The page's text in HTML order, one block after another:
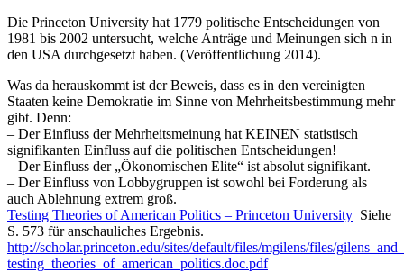
Die Princeton University hat 1779 politische Entscheidungen von
1981 bis 2002 untersucht, welche Anträge und Meinungen sich n in
den USA durchgesetzt haben. (Veröffentlichung 2014).
Was da herauskommt ist der Beweis, dass es in den vereinigten
Staaten keine Demokratie im Sinne von Mehrheitsbestimmung mehr
gibt. Denn:
– Der Einfluss der Mehrheitsmeinung hat KEINEN statistisch
signifikanten Einfluss auf die politischen Entscheidungen!
– Der Einfluss der „Ökonomischen Elite“ ist absolut signifikant.
– Der Einfluss von Lobbygruppen ist sowohl bei Forderung als
auch Ablehnung extrem groß.
Testing Theories of American Politics – Princeton University Siehe
S. 573 für anschauliches Ergebnis.
http://scholar.princeton.edu/sites/default/files/mgilens/files/
testing_theories_of_american_politics.doc.pdf